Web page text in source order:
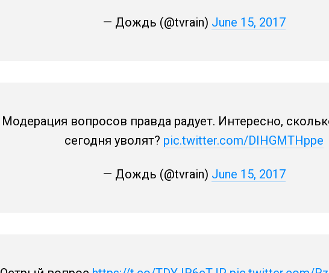
— Дождь (@tvrain) June 15, 2017
Модерация вопросов правда радует. Интересно,
сегодня уволят? pic.twitter.com/DIHGMTHppe
— Дождь (@tvrain) June 15, 2017